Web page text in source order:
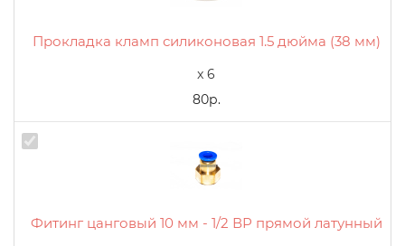
Прокладка кламп силиконовая 1.5 дюйма (38 мм)
x 6
80р.
Фитинг цанговый 10 мм - 1/2 ВР прямой латунный